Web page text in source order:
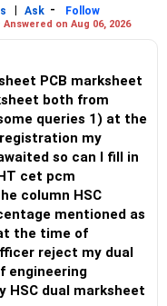
priority.
for your child's
years.
family expenses.
accessible
term investments.
performance in the
in the future.
for long periods
and downs than
SIP is a disciplined
diversified
funds because:
| Ask -
Follow
Answered on Aug 06, 2026
both from
1) at the
my
so can I fill in
cet pcm
column HSC
mentioned as
reject my dual
HSC dual marksheet